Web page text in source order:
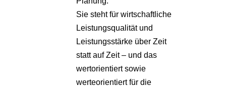
Sie steht für wirtschaftliche
Leistungsqualität und
Leistungsstärke über Zeit
statt auf Zeit – und das
wertorientiert sowie
werteorientiert für die